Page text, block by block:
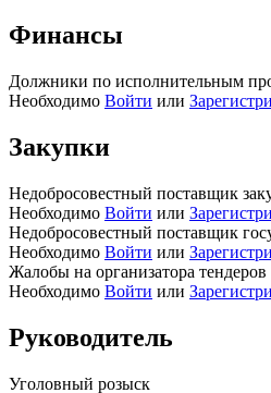
Финансы
Должники по исполнительным
Необходимо Войти или
Закупки
Недобросовестный поставщик
Необходимо Войти или
Недобросовестный поставщик
Необходимо Войти или
Жалобы на организатора тендеров
Необходимо Войти или
Руководитель
Уголовный розыск